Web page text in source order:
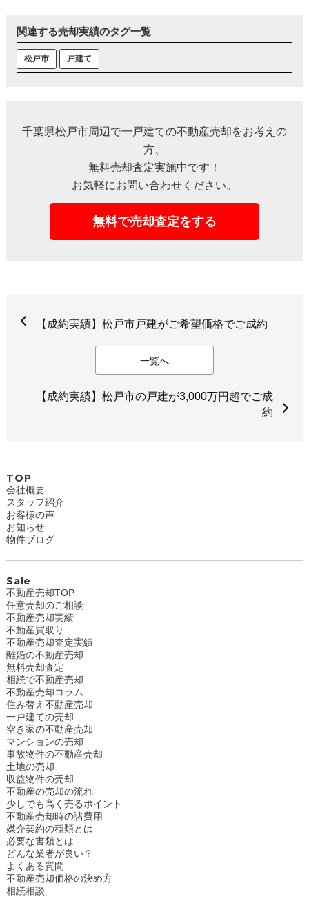
関連する売却実績のタグ一覧
松戸市 戸建て
千葉県松戸市周辺で一戸建ての不動産売却をお考えの
方、
無料売却査定実施中です！
お気軽にお問い合わせください。
無料で売却査定をする
【成約実績】松戸市戸建がご希望価格でご成約
一覧へ
【成約実績】松戸市の戸建が3,000万円超でご成
約
TOP
会社概要
スタッフ紹介
お客様の声
お知らせ
物件ブログ
Sale
不動産売却TOP
任意売却のご相談
不動産売却実績
不動産買取り
不動産売却査定実績
離婚の不動産売却
無料売却査定
相続で不動産売却
不動産売却コラム
住み替え不動産売却
一戸建ての売却
空き家の不動産売却
マンションの売却
事故物件の不動産売却
土地の売却
収益物件の売却
不動産の売却の流れ
少しでも高く売るポイント
不動産売却時の諸費用
媒介契約の種類とは
必要な書類とは
どんな業者が良い？
よくある質問
不動産売却価格の決め方
相続相談